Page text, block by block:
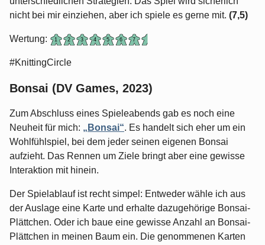
nicht bei mir einziehen, aber ich spiele es gerne mit. (7,5)
Wertung:
#KnittingCircle
Bonsai (DV Games, 2023)
Zum Abschluss eines Spieleabends gab es noch eine
Neuheit für mich: „Bonsai“. Es handelt sich eher um ein
Wohlfühlspiel, bei dem jeder seinen eigenen Bonsai
aufzieht. Das Rennen um Ziele bringt aber eine gewisse
Interaktion mit hinein.
Der Spielablauf ist recht simpel: Entweder wähle ich aus
der Auslage eine Karte und erhalte dazugehörige Bonsai-
Plättchen. Oder ich baue eine gewisse Anzahl an Bonsai-
Plättchen in meinen Baum ein. Die genommenen Karten